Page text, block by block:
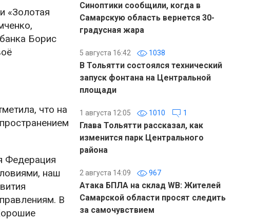
«Золотая
Борис
что на
Федерация
наш
В
Синоптики сообщили, когда в
Самарскую область вернется 30-
градусная жара
5 августа 16:42 1038
В Тольятти состоялся технический
запуск фонтана на Центральной
площади
1 августа 12:05 1010 1
Глава Тольятти рассказал, как
изменится парк Центрального
района
2 августа 14:09 967
Атака БПЛА на склад WB: Жителей
Самарской области просят следить
за самочувствием